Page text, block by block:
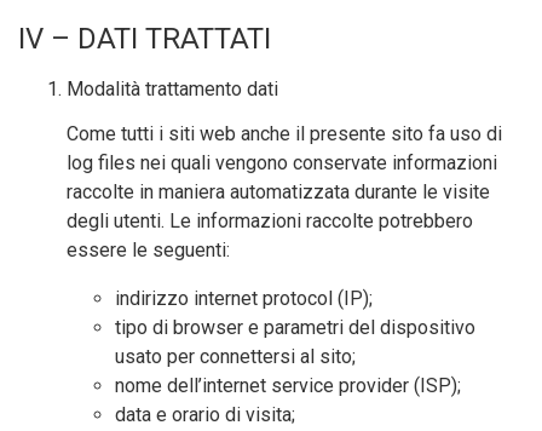
IV – DATI TRATTATI
Modalità trattamento dati
Come tutti i siti web anche il presente sito fa uso di
log files nei quali vengono conservate informazioni
raccolte in maniera automatizzata durante le visite
degli utenti. Le informazioni raccolte potrebbero
essere le seguenti:
indirizzo internet protocol (IP);
tipo di browser e parametri del dispositivo
usato per connettersi al sito;
nome dell’internet service provider (ISP);
data e orario di visita;